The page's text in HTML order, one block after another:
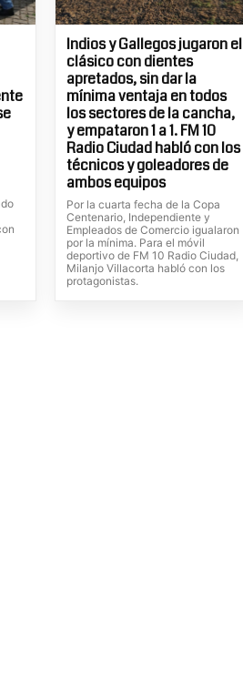
Indios y Gallegos jugaron el
clásico con dientes
apretados, sin dar la
mínima ventaja en todos
los sectores de la cancha,
y empataron 1 a 1. FM 10
Radio Ciudad habló con los
técnicos y goleadores de
ambos equipos
Por la cuarta fecha de la Copa
Centenario, Independiente y
Empleados de Comercio igualaron
por la mínima. Para el móvil
deportivo de FM 10 Radio Ciudad,
Milanjo Villacorta habló con los
protagonistas.